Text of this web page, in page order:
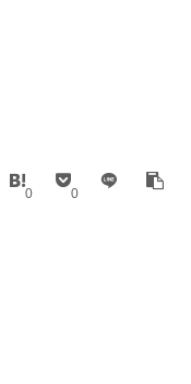
0 0